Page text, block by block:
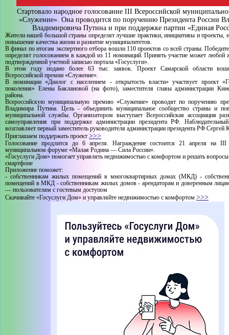
Стартовало народное голосование III Всероссийской
«Служение». Она проводится по поручению Президента России
Владимировича Путина и при поддержке партии «Единая
Жители нашей большой страны определят лучшие практики, инициативы и проекты,
повышение качества жизни и развитие муниципалитетов.
В финал по итогам экспертного отбора вошли 110 проектов со всей страны.
определят голосованием в каждой из 11 номинаций. Принять участие может любой
подтвержденной учетной записью портала «Госуслуги».
В этом году подано более 63 тыс. заявок. Проект Самарской области
Всероссийской премии «Служение».
В номинации «Диалог с населением - открытость власти» участвует проект
поколения» Елены Баклановой (на фото), заместителя главы администрации
района.
Всероссийскую муниципальную премию «Служение» проводят по поручению
Владимира Путина. Цель - объединить муниципальное сообщество страны и
муниципальной службы. Организатором выступает Всероссийская ассоциация
самоуправления при поддержке администрации президента РФ.
возглавляет первый заместитель руководителя администрации президента РФ Сергей
Приглашаем поддержать проект >>>
Голосование продлится до 6 апреля. Награждение состоится 21 апреля на III
муниципальном форуме «Малая Родина — Сила России».
«Госуслуги Дом» помогает управлять недвижимостью с комфортом и решать
смартфоне
Приложение поможет:
- собственникам жилых помещений в многоквартирных домах (МКД) -
помещений в МКД - собственникам жилых домов - арендаторам и доверенным лицам
— пользователям с гостевым доступом
Скачивайте «Госуслуги Дом» и управляйте недвижимостью с комфортом >>>